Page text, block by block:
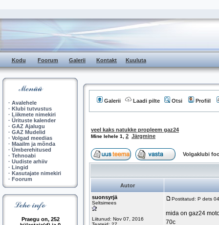
Kodu Foorum Galerii Kontakt Kuuluta
· Avalehele
· Klubi tutvustus
· Liikmete nimekiri
· Ürituste kalender
· GAZ Ajalugu
· GAZ Mudelid
· Volgad meedias
· Maailm ja mõnda
· Ümberehitused
· Tehnoabi
· Uudiste arhiiv
· Lingid
· Kasutajate nimekiri
· Foorum
Praegu on, 252
Galerii Laadi pilte Otsi Profiil
veel kaks natukke propleem gaz24
Mine lehele 1 2 Järgmine
Volgaklubi
Autor
suonsyrjä
Seltsimees
Liitunud: Nov 07, 2016
Postitatud: P dets
mida on gaz24
70c